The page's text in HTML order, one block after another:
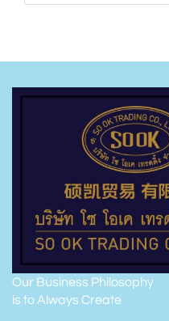
Our Business Philosophy
is to Always Create